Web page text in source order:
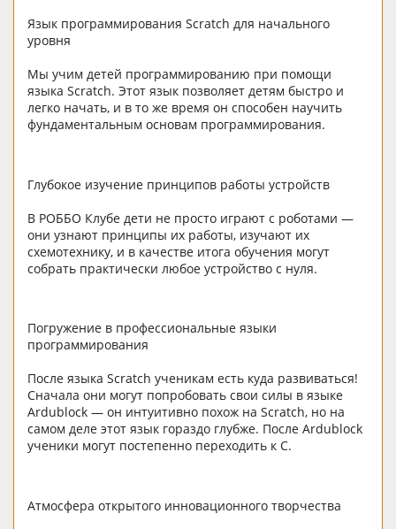
Язык программирования Scratch для начального
уровня
Мы учим детей программированию при помощи
языка Scratch. Этот язык позволяет детям быстро и
легко начать, и в то же время он способен научить
фундаментальным основам программирования.
Глубокое изучение принципов работы устройств
В РОББО Клубе дети не просто играют с роботами —
они узнают принципы их работы, изучают их
схемотехнику, и в качестве итога обучения могут
собрать практически любое устройство с нуля.
Погружение в профессиональные языки
программирования
После языка Scratch ученикам есть куда развиваться!
Сначала они могут попробовать свои силы в языке
Ardublock — он интуитивно похож на Scratch, но на
самом деле этот язык гораздо глубже. После Ardublock
ученики могут постепенно переходить к C.
Атмосфера открытого инновационного творчества